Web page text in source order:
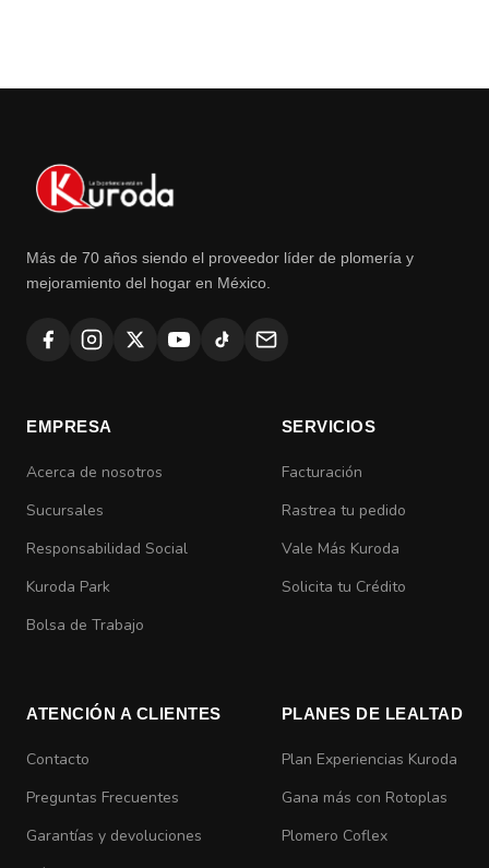
Más de 70 años siendo el proveedor líder de plomería y
mejoramiento del hogar en México.
EMPRESA
Acerca de nosotros
Sucursales
Responsabilidad Social
Kuroda Park
Bolsa de Trabajo
SERVICIOS
Facturación
Rastrea tu pedido
Vale Más Kuroda
Solicita tu Crédito
ATENCIÓN A CLIENTES
Contacto
Preguntas Frecuentes
Garantías y devoluciones
PLANES DE LEALTAD
Plan Experiencias Kuroda
Gana más con Rotoplas
Plomero Coflex